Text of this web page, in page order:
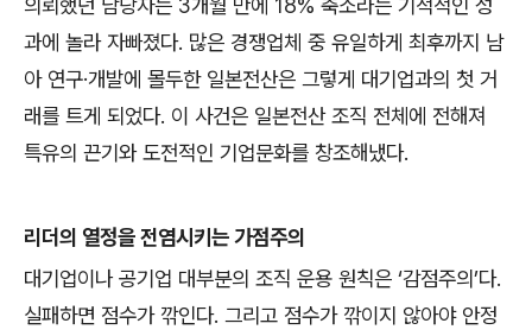
의뢰했던 담당자는 3개월 만에 18% 축소라는 기적적인 성
과에 놀라 자빠졌다. 많은 경쟁업체 중 유일하게 최후까지 남
아 연구·개발에 몰두한 일본전산은 그렇게 대기업과의 첫 거
래를 트게 되었다. 이 사건은 일본전산 조직 전체에 전해져
특유의 끈기와 도전적인 기업문화를 창조해냈다.
리더의 열정을 전염시키는 가점주의
대기업이나 공기업 대부분의 조직 운용 원칙은 ‘감점주의’다.
실패하면 점수가 깎인다. 그리고 점수가 깎이지 않아야 안정